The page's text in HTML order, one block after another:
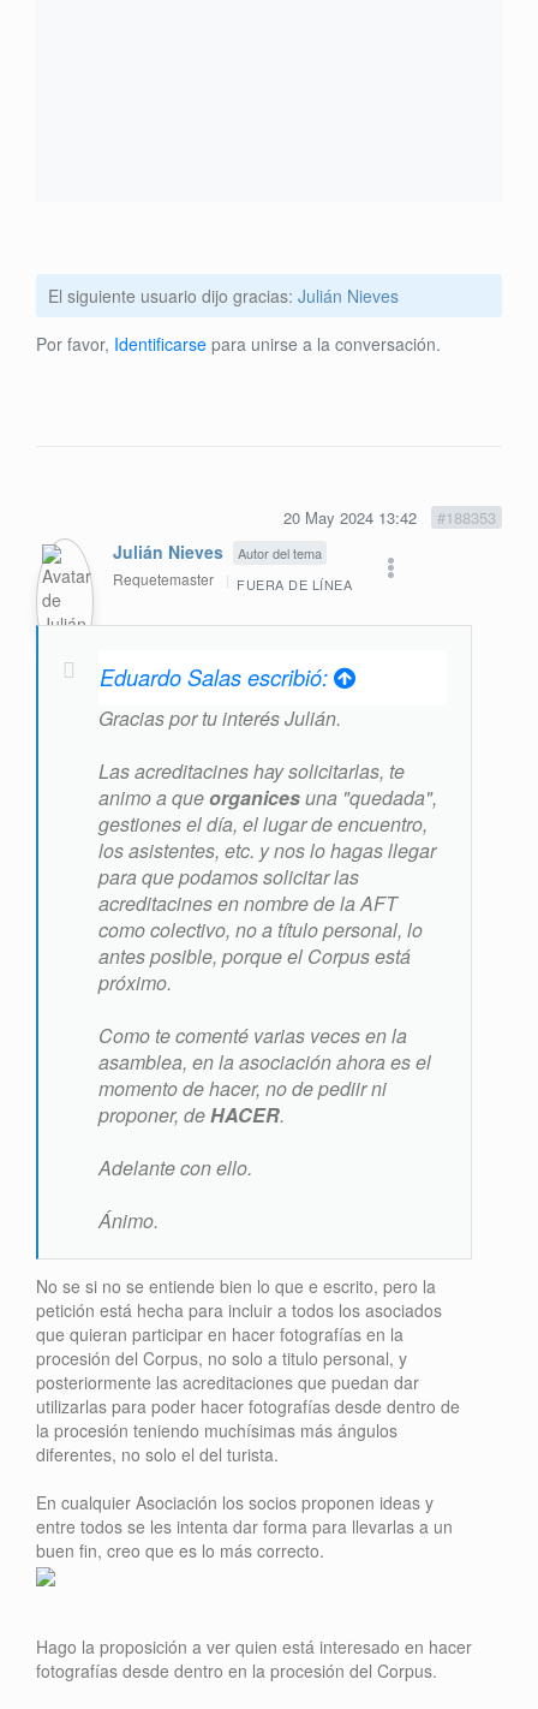
El siguiente usuario dijo gracias: Julián Nieves
Por favor, Identificarse para unirse a la conversación.
20 May 2024 13:42 #188353
Julián Nieves Autor del tema
Requetemaster FUERA DE LÍNEA
Eduardo Salas escribió:
Gracias por tu interés Julián.
Las acreditacines hay solicitarlas, te
animo a queorganicesuna "quedada",
gestiones el día, el lugar de encuentro,
los asistentes, etc. y nos lo hagas llegar
para que podamos solicitar las
acreditacines en nombre de la AFT
como colectivo, no a título personal, lo
antes posible, porque el Corpus está
próximo.
Como te comenté varias veces en la
asamblea, en la asociación ahora es el
momento de hacer, no de pediir ni
proponer, deHACER.
Adelante con ello.
Ánimo.
No se si no se entiende bien lo que e escrito, pero la
petición está hecha para incluir a todos los asociados
que quieran participar en hacer fotografías en la
procesión del Corpus, no solo a titulo personal, y
posteriormente las acreditaciones que puedan dar
utilizarlas para poder hacer fotografías desde dentro de
la procesión teniendo muchísimas más ángulos
diferentes, no solo el del turista.
En cualquier Asociación los socios proponen ideas y
entre todos se les intenta dar forma para llevarlas a un
buen fin, creo que es lo más correcto.
Hago la proposición a ver quien está interesado en hacer
fotografías desde dentro en la procesión del Corpus.